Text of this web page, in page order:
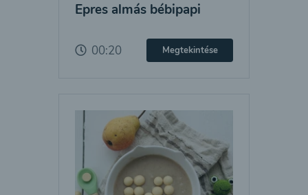
Epres almás bébipapi
00:20 Megtekintése